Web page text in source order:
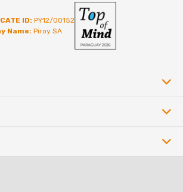
ID: PY12/00152
Name: Piroy SA